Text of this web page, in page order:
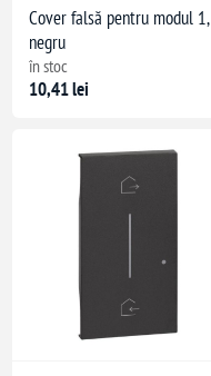
Cover falsă pentru modul 1,
negru
în stoc
10,41 lei